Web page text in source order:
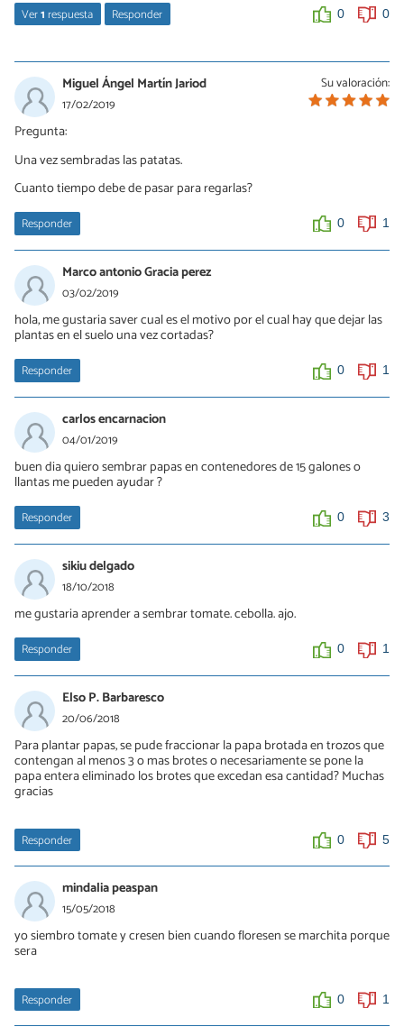
Ver1respuesta Responder 0 0
27/03/2020
se plantan, se diuce sembrar siempre que sea semilla, si no es
semilla es plantar.
Su valoración:
Miguel Ángel Martín Jariod
17/02/2019
Pregunta:
Una vez sembradas las patatas.
Cuanto tiempo debe de pasar para regarlas?
Responder 0 1
Marco antonio Gracia perez
03/02/2019
hola, me gustaria saver cual es el motivo por el cual hay que dejar las
plantas en el suelo una vez cortadas?
Responder 0 1
carlos encarnacion
04/01/2019
buen dia quiero sembrar papas en contenedores de 15 galones o
llantas me pueden ayudar ?
Responder 0 3
sikiu delgado
18/10/2018
me gustaria aprender a sembrar tomate. cebolla. ajo.
Responder 0 1
Elso P. Barbaresco
20/06/2018
Para plantar papas, se pude fraccionar la papa brotada en trozos que
contengan al menos 3 o mas brotes o necesariamente se pone la
papa entera eliminado los brotes que excedan esa cantidad? Muchas
gracias
Responder 0 5
mindalia peaspan
15/05/2018
yo siembro tomate y cresen bien cuando floresen se marchita porque
sera
Responder 0 1